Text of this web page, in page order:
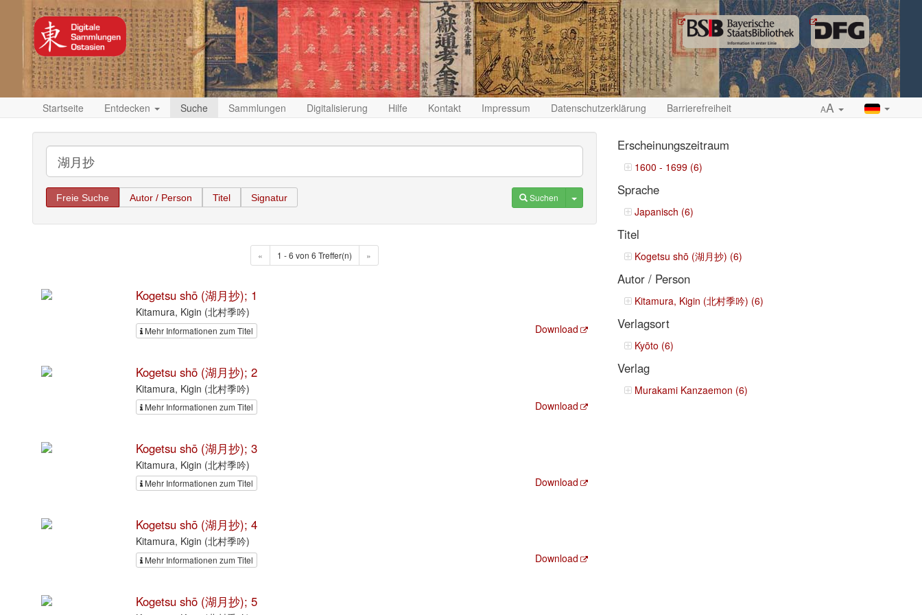
Startseite Entdecken Suche Sammlungen Digitalisierung Hilfe Kontakt Impressum Datenschutzerklärung Barrierefreiheit AA
Freie Suche Autor / Person Titel Signatur Suchen Toggle Dropdown
« 1 - 6 von 6 Treffer(n) »
Kogetsu shō (湖月抄); 1
Kitamura, Kigin (北村季吟)
Mehr Informationen zum Titel Download
Kogetsu shō (湖月抄); 2
Kitamura, Kigin (北村季吟)
Mehr Informationen zum Titel Download
Kogetsu shō (湖月抄); 3
Kitamura, Kigin (北村季吟)
Mehr Informationen zum Titel Download
Kogetsu shō (湖月抄); 4
Kitamura, Kigin (北村季吟)
Mehr Informationen zum Titel Download
Kogetsu shō (湖月抄); 5
Erscheinungszeitraum
1600 - 1699 (6)
Sprache
Japanisch (6)
Titel
Kogetsu shō (湖月抄) (6)
Autor / Person
Kitamura, Kigin (北村季吟) (6)
Verlagsort
Kyōto (6)
Verlag
Murakami Kanzaemon (6)